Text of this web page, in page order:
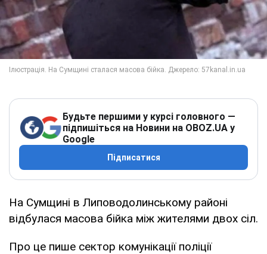
Будьте першими у курсі головного —
підпишіться на Новини на OBOZ.UA у
Google
Підписатися
На Сумщині в Липоводолинському районі
відбулася масова бійка між жителями двох сіл.
Про це пише сектор комунікації поліції